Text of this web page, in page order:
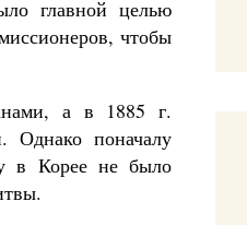
главной целью
чтобы
а в 1885 г.
Однако поначалу
в Корее не было